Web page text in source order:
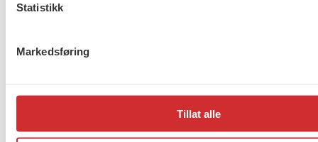
Statistikk
Markedsføring
Tillat alle
fagpersoner. De kan ikke i hovedsak basere seg på
innenfor privat pleie- og omsorg.
Kvisvik pekte i tillegg på arbeidstiden og behov for